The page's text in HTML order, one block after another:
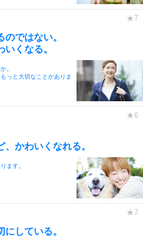
ではない。
くなる。
。
っと大切なことがありま
かわいくなれる。
ます。
している。